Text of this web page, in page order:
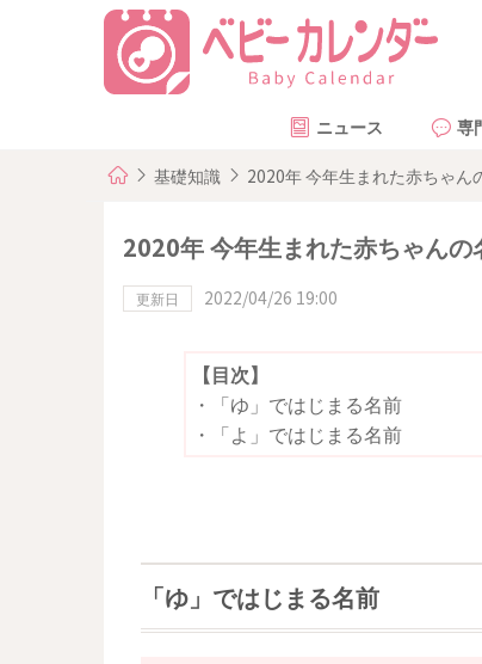
ニュース 専
基礎知識 2020年 今年生まれた赤ちゃん
2020年 今年生まれた赤ちゃんの
更新日 2022/04/26 19:00
【目次】
・
「ゆ」ではじまる名前
・
「よ」ではじまる名前
「ゆ」ではじまる名前